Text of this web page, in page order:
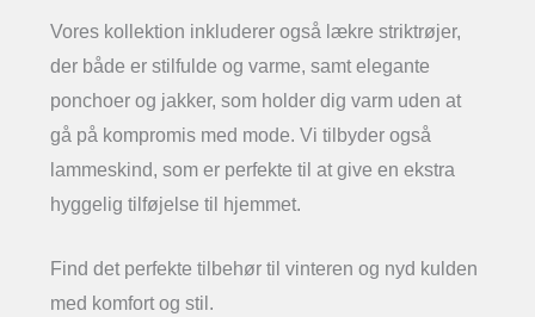
Vores kollektion inkluderer også lækre striktrøjer,
der både er stilfulde og varme, samt elegante
ponchoer og jakker, som holder dig varm uden at
gå på kompromis med mode. Vi tilbyder også
lammeskind, som er perfekte til at give en ekstra
hyggelig tilføjelse til hjemmet.
Find det perfekte tilbehør til vinteren og nyd kulden
med komfort og stil.